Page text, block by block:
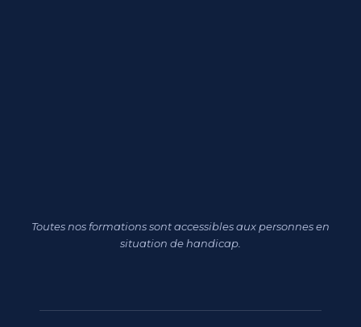
Toutes nos formations sont accessibles aux personnes en
situation de handicap.